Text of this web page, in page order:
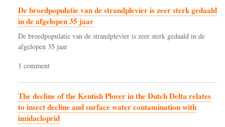
De broedpopulatie van de strandplevier is zeer sterk gedaald
in de afgelopen 35 jaar
De broedpopulatie van de strandplevier is zeer sterk gedaald in de
afgelopen 35 jaar
1 comment
The decline of the Kentish Plover in the Dutch Delta relates
to insect decline and surface water contamination with
imidacloprid